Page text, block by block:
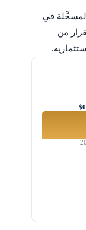
في
من